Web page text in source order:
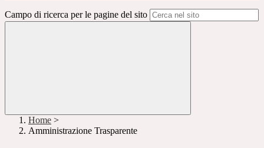
Campo di ricerca per le pagine del sito
Home >
Amministrazione Trasparente